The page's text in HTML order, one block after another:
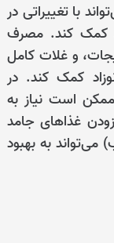
با تغییراتی در
کمک کند. مصرف
و غلات کامل
کمک کند. در
است نیاز به
غذاهای جامد
می‌تواند به بهبود